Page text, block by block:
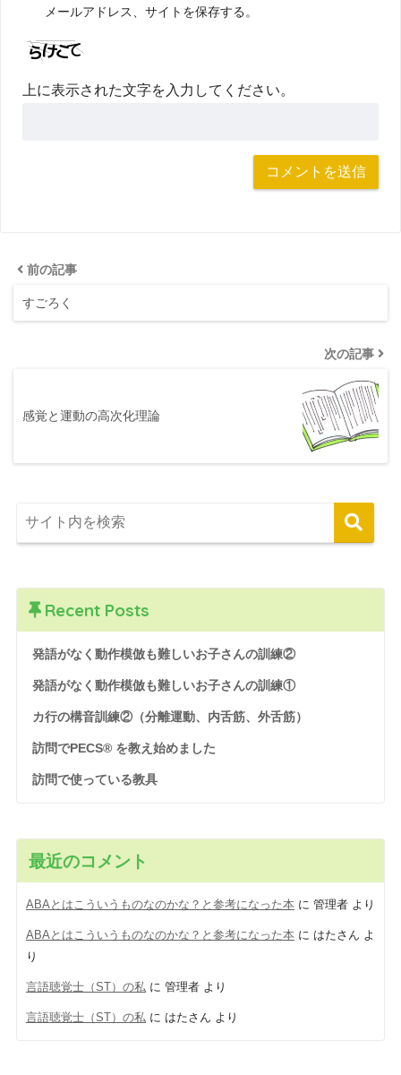
メールアドレス、サイトを保存する。
上に表示された文字を入力してください。
前の記事
すごろく
次の記事
感覚と運動の高次化理論
Recent Posts
発語がなく動作模倣も難しいお子さんの訓練②
発語がなく動作模倣も難しいお子さんの訓練①
カ行の構音訓練②（分離運動、内舌筋、外舌筋）
訪問でPECS® を教え始めました
訪問で使っている教具
最近のコメント
ABAとはこういうものなのかな？と参考になった本 に 管理者より
ABAとはこういうものなのかな？と参考になった本 に はたさん よ
り
言語聴覚士（ST）の私に 管理者より
言語聴覚士（ST）の私に はたさん より